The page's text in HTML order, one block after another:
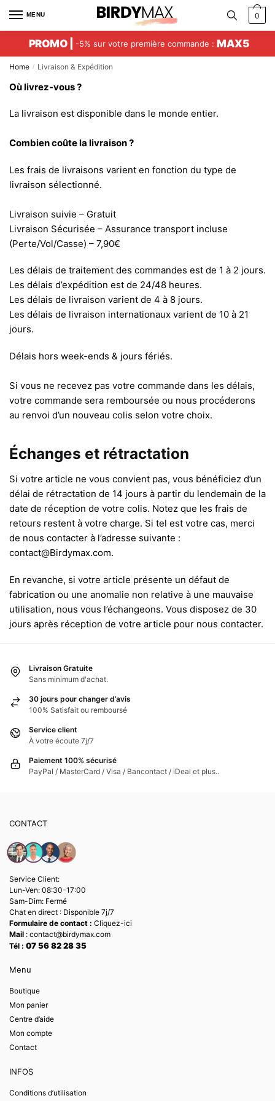
MENU 0
PROMO | -5% sur votre première commande : MAX5
Home / Livraison & Expédition
Où livrez-vous ?
La livraison est disponible dans le monde entier.
Combien coûte la livraison ?
Les frais de livraisons varient en fonction du type de
livraison sélectionné.
Livraison suivie – Gratuit
Livraison Sécurisée – Assurance transport incluse
(Perte/Vol/Casse) – 7,90€
Les délais de traitement des commandes est de 1 à 2 jours.
Les délais d’expédition est de 24/48 heures.
Les délais de livraison varient de 4 à 8 jours.
Les délais de livraison internationaux varient de 10 à 21
jours.
Délais hors week-ends & jours fériés.
Si vous ne recevez pas votre commande dans les délais,
votre commande sera remboursée ou nous procéderons
au renvoi d’un nouveau colis selon votre choix.
Échanges et rétractation
Si votre article ne vous convient pas, vous bénéficiez d’un
délai de rétractation de 14 jours à partir du lendemain de la
date de réception de votre colis. Notez que les frais de
retours restent à votre charge. Si tel est votre cas, merci
de nous contacter à l’adresse suivante :
contact@Birdymax.com.
En revanche, si votre article présente un défaut de
fabrication ou une anomalie non relative à une mauvaise
utilisation, nous vous l’échangeons. Vous disposez de 30
jours après réception de votre article pour nous contacter.
Livraison Gratuite
Sans minimum d'achat.
30 jours pour changer d’avis
100% Satisfait ou remboursé
Service client
À votre écoute 7j/7
Paiement 100% sécurisé
PayPal / MasterCard / Visa / Bancontact / iDeal et plus..
CONTACT
Service Client:
Lun-Ven: 08:30-17:00
Sam-Dim: Fermé
Chat en direct : Disponible 7j/7
Formulaire de contact : Cliquez-ici
Mail : contact@birdymax.com
Tél : 07 56 82 28 35
Menu
Boutique
Mon panier
Centre d’aide
Mon compte
Contact
INFOS
Conditions d’utilisation